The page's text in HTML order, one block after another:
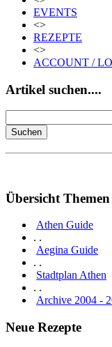
EVENTS
<>
REZEPTE
<>
ACCOUNT /
Artikel suchen....
Übersicht Themen
Athen Guide
. .
Aegina Guide
. .
Stadtplan Athen
. .
Archive 2004 -
Neue Rezepte